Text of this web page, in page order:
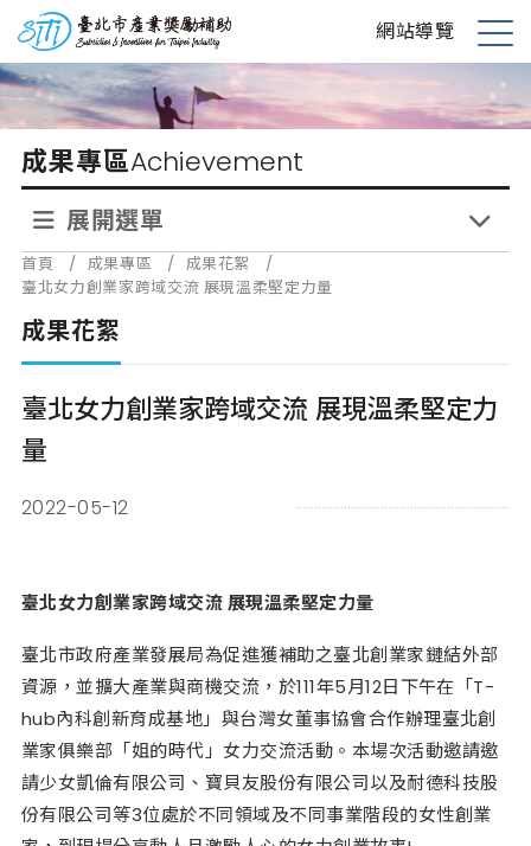
到
主
要
內
台北市產業獎勵補助 網站導覽
展
開
選
單
成果專區Achievement
展開選單
首頁 / 成果專區 / 成果花絮
/
臺北女力創業家跨域交流 展現溫柔堅定力量
成果花絮
臺北女力創業家跨域交流 展現溫柔堅定力
量
2022-05-12
臺北女力創業家跨域交流 展現溫柔堅定力量
臺北市政府產業發展局為促進獲補助之臺北創業家鏈結外部
資源，並擴大產業與商機交流，於111年5月12日下午在「T-
hub內科創新育成基地」與台灣女董事協會合作辦理臺北創
業家俱樂部「姐的時代」女力交流活動。本場次活動邀請邀
請少女凱倫有限公司、寶貝友股份有限公司以及耐德科技股
份有限公司等3位處於不同領域及不同事業階段的女性創業